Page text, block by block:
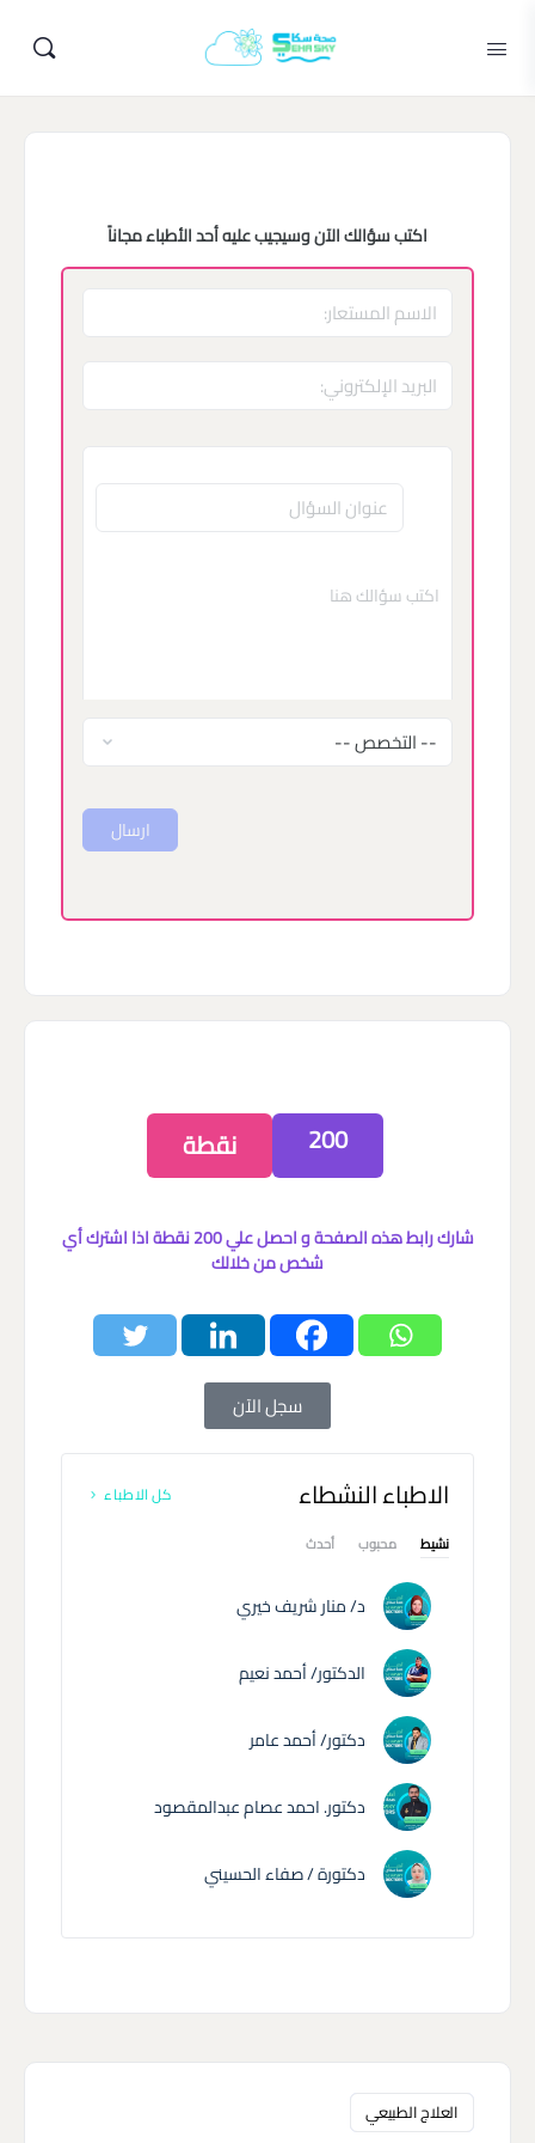
اكتب سؤالك الآن وسيجيب عليه أحد الأطباء مجاناً
ارسال
200 نقطة
شارك رابط هذه الصفحة و احصل علي 200 نقطة اذا اشترك أي
شخص من خلالك
سجل الآن
الاطباء النشطاء كل الاطباء
نشيط محبوب أحدث
د/ منار شريف خيري
الدكتور/ أحمد نعيم
دكتور/ أحمد عامر
دكتور. احمد عصام عبدالمقصود
دكتورة / صفاء الحسيني
العلاج الطبيعي